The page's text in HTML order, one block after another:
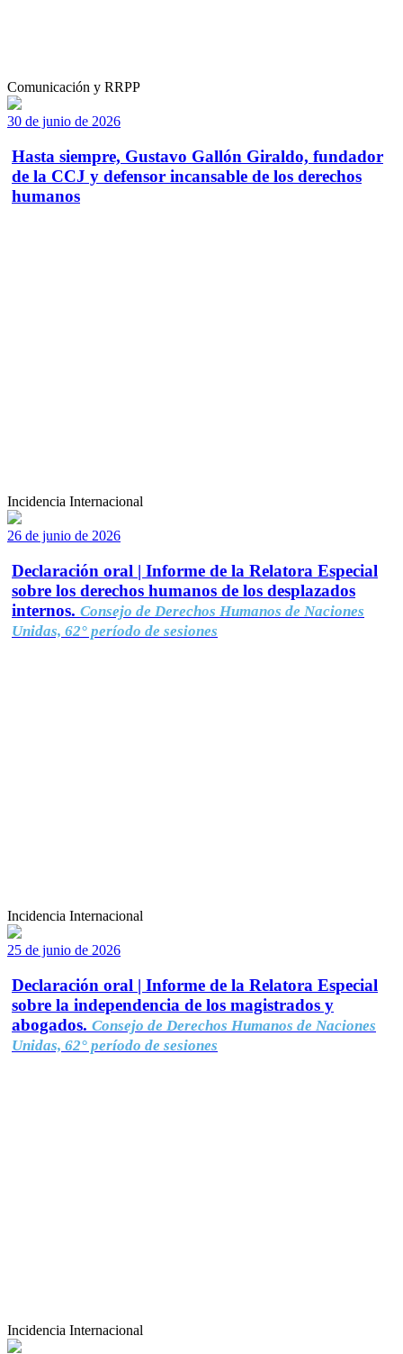
Comunicación y RRPP
30 de junio de 2026
Hasta siempre, Gustavo Gallón Giraldo, fundador
de la CCJ y defensor incansable de los derechos
humanos
Incidencia Internacional
26 de junio de 2026
Declaración oral | Informe de la Relatora Especial
sobre los derechos humanos de los desplazados
internos. Consejo de Derechos Humanos de Naciones
Unidas, 62° período de sesiones
Incidencia Internacional
25 de junio de 2026
Declaración oral | Informe de la Relatora Especial
sobre la independencia de los magistrados y
abogados. Consejo de Derechos Humanos de Naciones
Unidas, 62° período de sesiones
Incidencia Internacional